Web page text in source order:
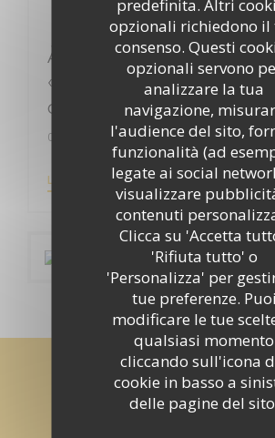
predefinita. Altri
opzionali richiedono il
consenso. Questi
opzionali servono
analizzare la tua
navigazione,
l'audience del sito,
funzionalità (ad
legate ai social
visualizzare
contenuti
Clicca su 'Accetta
'Rifiuta tutto' o
'Personalizza' per
tue preferenze. Puoi
modificare le tue
qualsiasi momento
cliccando sull'icona
cookie in basso a
delle pagine del
À Aubers, l’Auberg’in
«click and collect» version
déchet
05/11/2020
LEGGI L'ARTICOLO((APRE UNA NUOVA
Rimani
Iscriversi alla nostra newsletter per